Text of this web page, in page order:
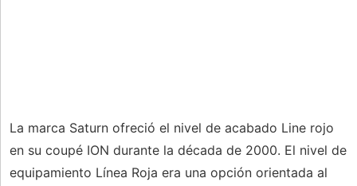
La marca Saturn ofreció el nivel de acabado Line rojo
en su coupé ION durante la década de 2000. El nivel de
equipamiento Línea Roja era una opción orientada al